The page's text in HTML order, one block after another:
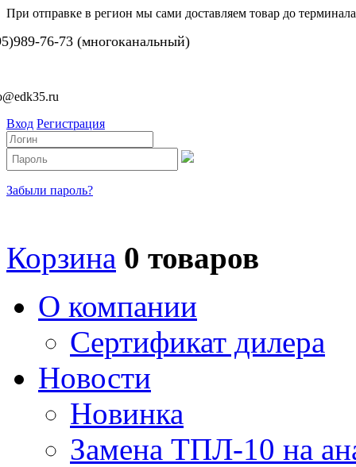
При отправке в регион мы сами доставляем товар до
76-73 (многоканальный)
Вход Регистрация
Забыли пароль?
Корзина 0 товаров
О компании
Сертификат дилера
Новости
Новинка
Замена ТПЛ-10 на